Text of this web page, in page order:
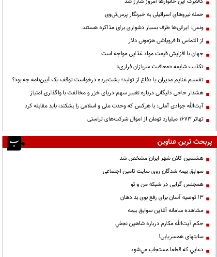
حمله نیروهای اسرائیلی به خبرنگار پرس‌تی‌وی
ونس: ایرانی‌ها طرف بسیار دشواری برای مذاکره هستند
از التماس تا فروپاشی هژمونی دلار
جهان با افزایش قیمت مواد غذایی مواجه است
تکذیب شایعه «معافیت سربازان فراری»
تقسیم غنایم مدیران یا دفاع از تولید؛ پشت‌پرده درخواست توقف یک آیین‌نامه چه بود؟
هشدار حاجی دلیگانی درباره تغییر سهم دریای خزر و مخالفت با واگذاری امتیاز
آیت‌الله جوادی آملی: با هرکس که وحدت ملی و اسلامی را بشکند، باید مقابله کرد
تهاتر ۱۶۷۳ میلیارد تومان از اموال شرکت‌های تراستی
پربحث ترین عناوین
هشتمین کلان شهر ایران مشخص شد
سوابق بیمه شدگان روی سایت تامین اجتماعی
همجنس گرایی در شبکه من و تو
13 توصیه آسان برای رفع بوی بد دهان
مشاهده سامانه آنلاين سوابق بیمه
حكم آيت‌الله مكارم درباره شاهين نجفي
سایتهای همسریابی!
دعايي كه قطعا مستجاب مي‌شود